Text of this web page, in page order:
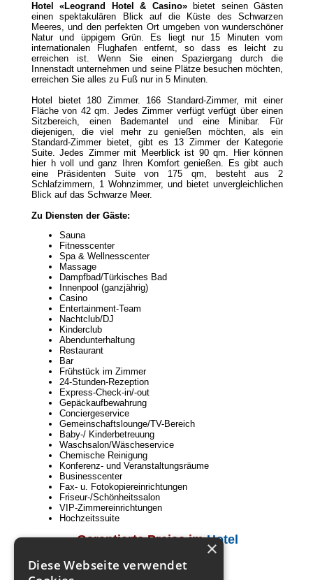
Hotel «Leogrand Hotel & Casino»bietet seinen Gästen
einen spektakulären Blick auf die Küste des Schwarzen
Meeres, und den perfekten Ort umgeben von wunderschöner
Natur und üppigem Grün. Es liegt nur 15 Minuten vom
internationalen Flughafen entfernt, so dass es leicht zu
erreichen ist. Wenn Sie einen Spaziergang durch die
Innenstadt unternehmen und seine Plätze besuchen möchten,
erreichen Sie alles zu Fuß nur in 5 Minuten.
Hotel bietet 180 Zimmer. 166 Standard-Zimmer, mit einer
Fläche von 42 qm. Jedes Zimmer verfügt verfügt über einen
Sitzbereich, einen Bademantel und eine Minibar. Für
diejenigen, die viel mehr zu genießen möchten, als ein
Standard-Zimmer bietet, gibt es 13 Zimmer der Kategorie
Suite. Jedes Zimmer mit Meerblick ist 90 qm. Hier können
hier h voll und ganz Ihren Komfort genießen. Es gibt auch
eine Präsidenten Suite von 175 qm, besteht aus 2
Schlafzimmern, 1 Wohnzimmer, und bietet unvergleichlichen
Blick auf das Schwarze Meer.
Zu Diensten der Gäste:
Sauna
Fitnesscenter
Spa & Wellnesscenter
Massage
Dampfbad/Türkisches Bad
Innenpool (ganzjährig)
Casino
Entertainment-Team
Nachtclub/DJ
Kinderclub
Abendunterhaltung
Restaurant
Bar
Frühstück im Zimmer
24-Stunden-Rezeption
Express-Check-in/-out
Gepäckaufbewahrung
Conciergeservice
Gemeinschaftslounge/TV-Bereich
Baby-/ Kinderbetreuung
Waschsalon/Wäscheservice
Chemische Reinigung
Konferenz- und Veranstaltungsräume
Businesscenter
Fax- u. Fotokopiereinrichtungen
Friseur-/Schönheitssalon
VIP-Zimmereinrichtungen
Hochzeitssuite
Garantierte Preise im Hotel
×
Diese Webseite verwendet